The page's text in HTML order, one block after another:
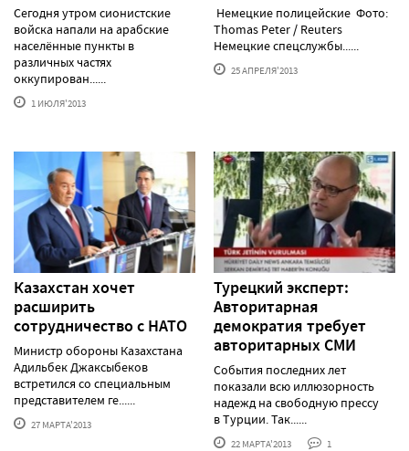
Сегодня утром сионистские
войска напали на арабские
населённые пункты в
различных частях
оккупирован......
1 ИЮЛЯ'2013
Немецкие полицейские Фото:
Thomas Peter / Reuters
Немецкие спецслужбы......
25 АПРЕЛЯ'2013
Казахстан хочет
расширить
сотрудничество с НАТО
Министр обороны Казахстана
Адильбек Джаксыбеков
встретился со специальным
представителем ге......
27 МАРТА'2013
Турецкий эксперт:
Авторитарная
демократия требует
авторитарных СМИ
События последних лет
показали всю иллюзорность
надежд на свободную прессу
в Турции. Так......
22 МАРТА'2013 1